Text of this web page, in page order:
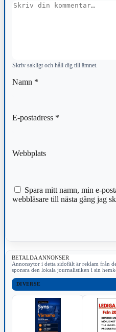
Kommentar
Skriv sakligt och håll dig till ämnet.
Namn *
E-postadress *
Webbplats
Spara mitt namn, min e-
webbläsare till nästa gång jag
BETALDA ANNONSER
Annonsytor i detta sidofält är reklam från
sponsra den lokala journalistiken i sin
DIVERSE